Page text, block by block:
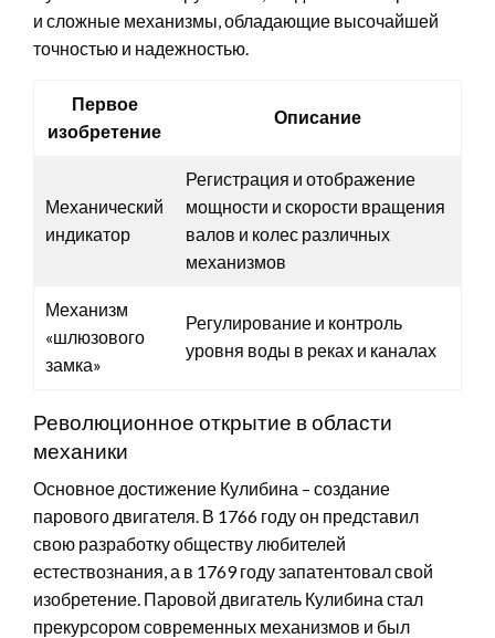
и сложные механизмы, обладающие высочайшей
точностью и надежностью.
Первое
изобретение
Описание
Механический
индикатор
Регистрация и отображение
мощности и скорости вращения
валов и колес различных
механизмов
Механизм
«шлюзового
замка»
Регулирование и контроль
уровня воды в реках и каналах
Революционное открытие в области
механики
Основное достижение Кулибина – создание
парового двигателя. В 1766 году он представил
свою разработку обществу любителей
естествознания, а в 1769 году запатентовал свой
изобретение. Паровой двигатель Кулибина стал
прекурсором современных механизмов и был